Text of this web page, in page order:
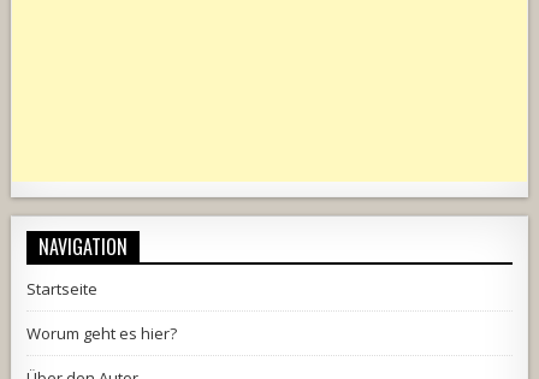
NAVIGATION
Startseite
Worum geht es hier?